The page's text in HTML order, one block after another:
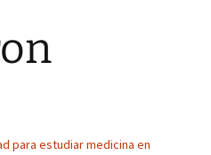
para estudiar medicina en